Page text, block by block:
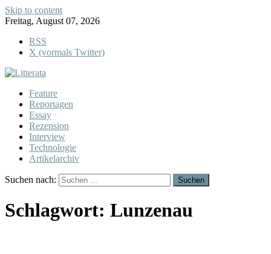
Skip to content
Freitag, August 07, 2026
RSS
X (vormals Twitter)
Feature
Reportagen
Essay
Rezension
Interview
Technologie
Artikelarchiv
Suchen nach:
Schlagwort: Lunzenau